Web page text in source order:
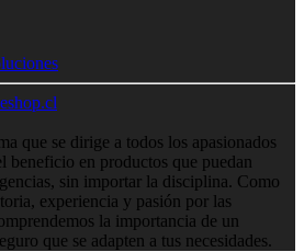
que se dirige a todos los apasionados
beneficio en productos que puedan
sin importar la disciplina. Como
experiencia y pasión por las
la importancia de un
que se adapten a tus necesidades.